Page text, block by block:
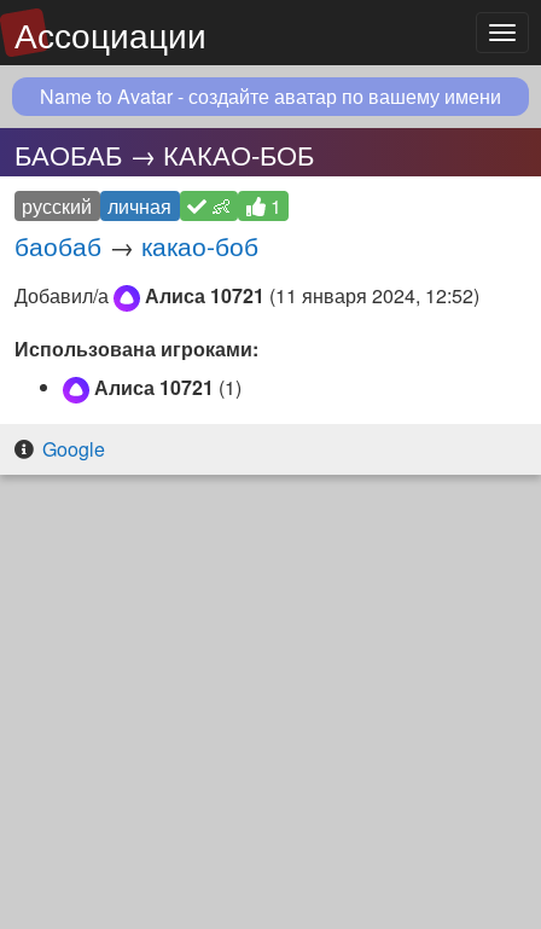
Ассоциации
Name to Avatar - создайте аватар по вашему имени
БАОБАБ → КАКАО-БОБ
русский личная 👶 1
баобаб → какао-боб
Добавил/а Алиса 10721 (11 января 2024, 12:52)
Использована игроками:
Алиса 10721 (1)
Google